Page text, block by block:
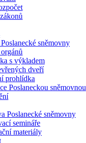
sněmovny
s výkladem
dveří
prohlídka
Poslaneckou sněmovnou
Poslanecké sněmovny
semináře
materiály